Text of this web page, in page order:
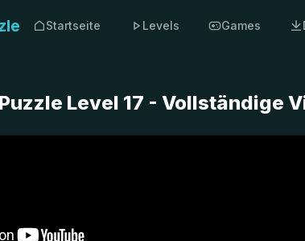
Startseite Levels Games
Level 17 - Vollständige